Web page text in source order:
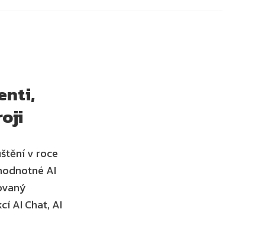
v roce
AI
AI Chat, AI